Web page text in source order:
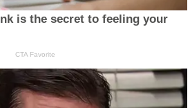
is the secret to feeling your
CTA Favorite